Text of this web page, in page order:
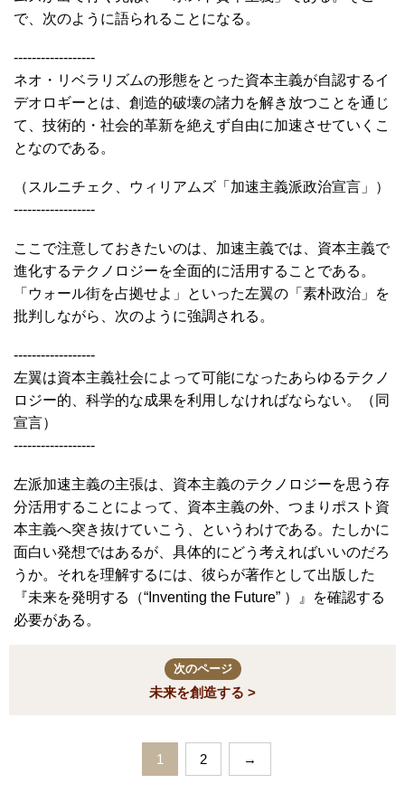
で、次のように語られることになる。
------------------
ネオ・リベラリズムの形態をとった資本主義が自認するイ
デオロギーとは、創造的破壊の諸力を解き放つことを通じ
て、技術的・社会的革新を絶えず自由に加速させていくこ
となのである。
（スルニチェク、ウィリアムズ「加速主義派政治宣言」）
------------------
ここで注意しておきたいのは、加速主義では、資本主義で
進化するテクノロジーを全面的に活用することである。
「ウォール街を占拠せよ」といった左翼の「素朴政治」を
批判しながら、次のように強調される。
------------------
左翼は資本主義社会によって可能になったあらゆるテクノ
ロジー的、科学的な成果を利用しなければならない。（同
宣言）
------------------
左派加速主義の主張は、資本主義のテクノロジーを思う存
分活用することによって、資本主義の外、つまりポスト資
本主義へ突き抜けていこう、というわけである。たしかに
面白い発想ではあるが、具体的にどう考えればいいのだろ
うか。それを理解するには、彼らが著作として出版した
『未来を発明する（“Inventing the Future” ）』を確認する
必要がある。
次のページ
未来を創造する >
1 2 →